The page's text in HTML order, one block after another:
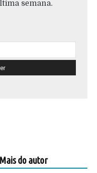
semana.
Mais do autor